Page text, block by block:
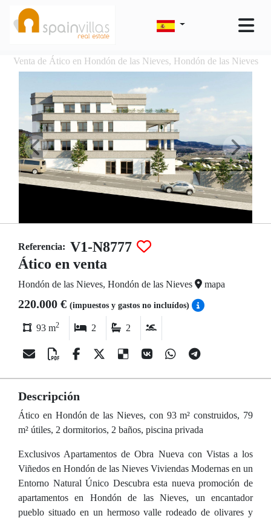
Venta de Ático en Hondón de las Nieves, Hondón de las Nieves
Referencia: V1-N8777
Ático en venta
Hondón de las Nieves, Hondón de las Nieves mapa
220.000 € (impuestos y gastos no incluídos)
93 m2 2 2
Descripción
Ático en Hondón de las Nieves, con 93 m² construidos, 79
m² útiles, 2 dormitorios, 2 baños, piscina privada
Exclusivos Apartamentos de Obra Nueva con Vistas a los
Viñedos en Hondón de las Nieves Viviendas Modernas en un
Entorno Natural Único Descubra esta nueva promoción de
apartamentos en Hondón de las Nieves, un encantador
pueblo situado en un hermoso valle rodeado de olivares y